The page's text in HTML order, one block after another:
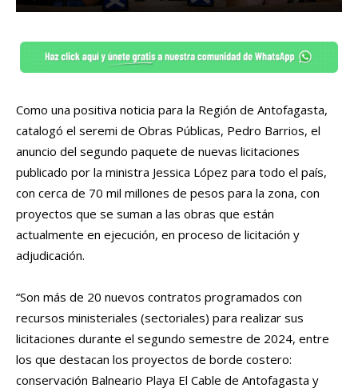
Como una positiva noticia para la Región de Antofagasta,
catalogó el seremi de Obras Públicas, Pedro Barrios, el
anuncio del segundo paquete de nuevas licitaciones
publicado por la ministra Jessica López para todo el país,
con cerca de 70 mil millones de pesos para la zona, con
proyectos que se suman a las obras que están
actualmente en ejecución, en proceso de licitación y
adjudicación.
“Son más de 20 nuevos contratos programados con
recursos ministeriales (sectoriales) para realizar sus
licitaciones durante el segundo semestre de 2024, entre
los que destacan los proyectos de borde costero:
conservación Balneario Playa El Cable de Antofagasta y